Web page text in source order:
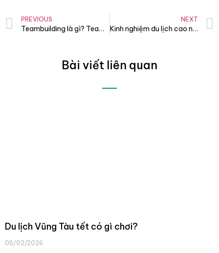
PREVIOUS
Teambuilding là gì? Teamwork là gì? khác nhau thế nào?
NEXT
Kinh nghiệm du lịch cao nguyên Genting, Malaysia
Bài viết liên quan
Du lịch Vũng Tàu tết có gì chơi?
05/02/2026